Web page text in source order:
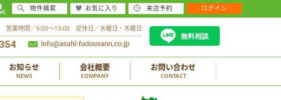
営業時間／9:00～19:00 定休日／水曜日・木曜日
無料相談
お知らせ
NEWS
会社概要
COMPANY
お問い合わせ
CONTACT
物件検索 お気に入り 来店予約 ログイン